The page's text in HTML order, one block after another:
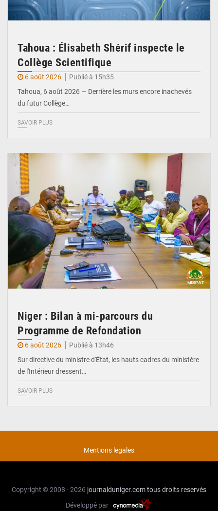
Tahoua : Élisabeth Shérif inspecte le
Collège Scientifique
6 août 2026
Publié à 15h35
Tahoua, 6 août 2026 — Derrière les murs encore inachevés
du futur Collège…
SAVOIR PLUS
Niger : Bilan à mi-parcours du
Programme de Refondation
6 août 2026
Publié à 13h46
Sur directive du ministre d'État, les hauts cadres du ministère
de l'Intérieur dressent…
SAVOIR PLUS
Mentions legales
Copyright © 2008 - 2026 journalduniger.comtous droits reservés
Développé par